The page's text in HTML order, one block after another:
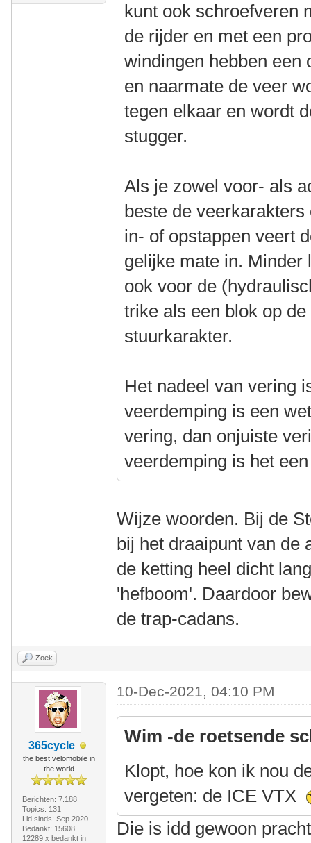
kunt ook schroefveren
de rijder en met een
windingen hebben een
en naarmate de veer
tegen elkaar en wordt
stugger.
Als je zowel voor- als
beste de
in- of opstappen veert
gelijke mate in. Minder
ook voor de
trike als een blok op
stuurkarakter.
Het nadeel van vering
veerdemping is een
vering, dan onjuiste
veerdemping is het
Wijze woorden. Bij de
bij het draaipunt van de
de ketting heel dicht
'hefboom'. Daardoor
de trap-cadans.
Zoek
365cycle
the best velomobile in
the world
Berichten: 7.188
Topics: 131
Lid sinds: Sep 2020
Bedankt: 15608
12289 x bedankt in
10-Dec-2021, 04:10 PM
Wim -de roetsende
Klopt, hoe kon ik nou
vergeten: de ICE VTX
Die is idd gewoon